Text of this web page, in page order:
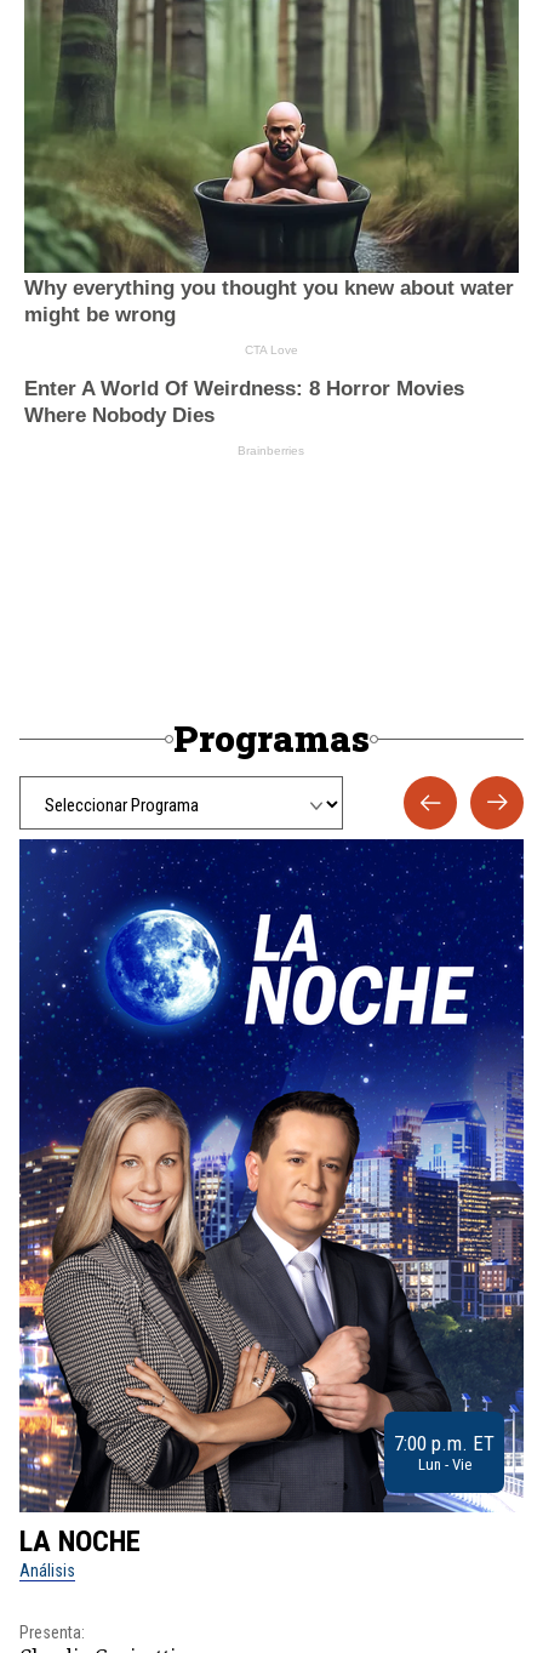
Programas
7:00 p.m. ET
Lun - Vie
LA NOCHE
Análisis
Presenta: